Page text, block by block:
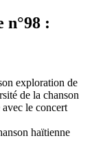
n°98 :
exploration de
de la chanson
le concert
haïtienne